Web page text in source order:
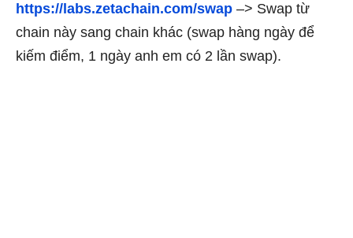
https://labs.zetachain.com/swap –> Swap từ
chain này sang chain khác (swap hàng ngày để
kiếm điểm, 1 ngày anh em có 2 lần swap).